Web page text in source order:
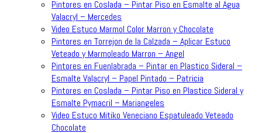
Pintores en Coslada – Pintar Piso en Esmalte al Agua
Valacryl – Mercedes
Video Estuco Marmol Color Marron y Chocolate
Pintores en Torrejon de la Calzada – Aplicar Estuco
Veteado y Marmoleado Marron – Angel
Pintores en Fuenlabrada – Pintar en Plastico Sideral –
Esmalte Valacryl – Papel Pintado – Patricia
Pintores en Coslada – Pintar Piso en Plastico Sideral y
Esmalte Pymacril – Mariangeles
Video Estuco Mitiko Veneciano Espatuleado Veteado
Chocolate